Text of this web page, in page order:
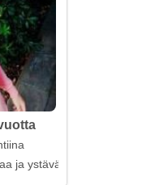
ja ystävää